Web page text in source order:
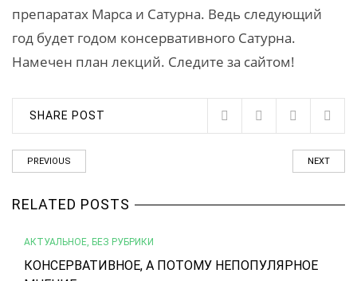
препаратах Марса и Сатурна. Ведь следующий
год будет годом консервативного Сатурна.
Намечен план лекций. Следите за сайтом!
SHARE POST
PREVIOUS NEXT
RELATED POSTS
АКТУАЛЬНОЕ, БЕЗ РУБРИКИ
КОНСЕРВАТИВНОЕ, А ПОТОМУ НЕПОПУЛЯРНОЕ